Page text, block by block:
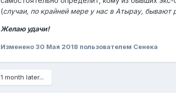
(случаи, по крайней мере у нас в Атырау, бывают
Желаю удачи!
Изменено 30 Мая 2018 пользователем Сенека
1 month later...